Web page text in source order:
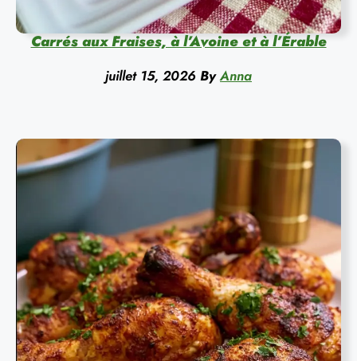
Carrés aux Fraises, à l’Avoine et à l’Érable
juillet 15, 2026 By Anna